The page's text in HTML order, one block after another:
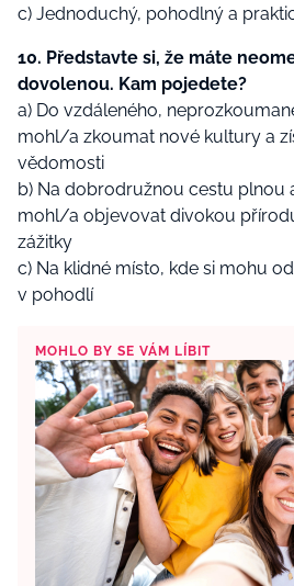
c) Jednoduchý, pohodlný a
10. Představte si, že máte
dovolenou. Kam pojedete?
a) Do vzdáleného,
mohl/a zkoumat nové kultury a
vědomosti
b) Na dobrodružnou cestu plnou
mohl/a objevovat divokou
zážitky
c) Na klidné místo, kde si mohu
v pohodlí
MOHLO BY SE VÁM LÍBIT